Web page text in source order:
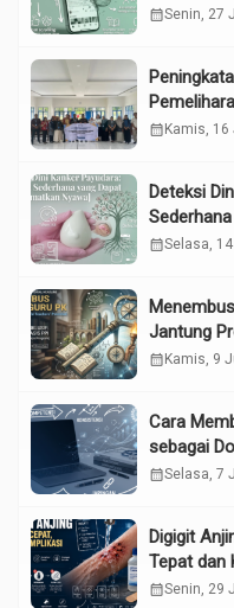
calendar_monthSenin, 27
Lansia
calendar_month Kamis, 16
Deteksi
Nyawa
calendar_monthSelasa,
Jantung
calendar_month Kamis, 9
Cara
sebagai
calendar_monthSelasa, 7
Digigit
Tepat dan
calendar_monthSenin, 29